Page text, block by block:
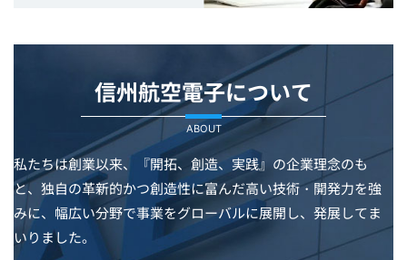
信州航空電子について
ABOUT
私たちは創業以来、『開拓、創造、実践』の企業理念のも
と、独自の革新的かつ創造性に富んだ高い技術・開発力を強
みに、幅広い分野で事業をグローバルに展開し、発展してま
いりました。